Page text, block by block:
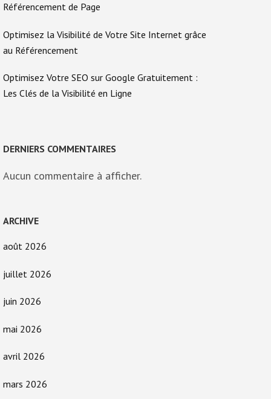
Référencement de Page
Optimisez la Visibilité de Votre Site Internet grâce
au Référencement
Optimisez Votre SEO sur Google Gratuitement :
Les Clés de la Visibilité en Ligne
DERNIERS COMMENTAIRES
Aucun commentaire à afficher.
ARCHIVE
août 2026
juillet 2026
juin 2026
mai 2026
avril 2026
mars 2026